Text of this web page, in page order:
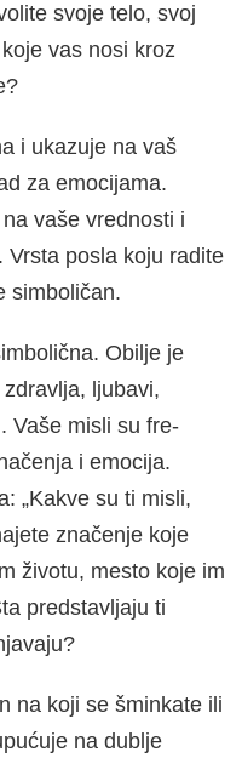
svoje telo, svoj
vas nosi kroz
i ukazuje na vaš
za emocijama.
vaše vrednosti i
Vrsta posla koju radite
simboličan.
Obilje je
ljubavi,
Vaše misli su fre­
i emocija.
„Kakve su ti mi­sli,
značenje koje
životu, me­sto koje im
pred­stavljaju ti
na koji se šmin­kate ili
na dublje